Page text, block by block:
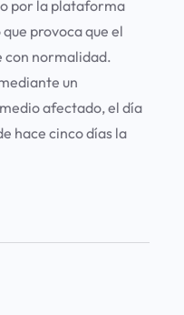
por la plataforma
provoca que el
con normalidad.
un
afectado, el día
hace cinco días la